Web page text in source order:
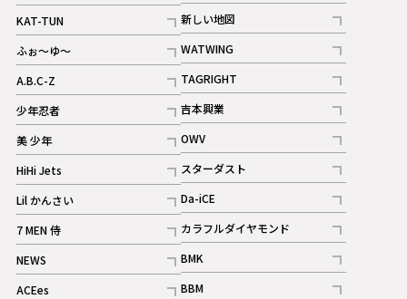
記事
KAT-TUN
記事
ふぉ～ゆ～
記事
A.B.C-Z
記事
ギャラリー
少年忍者
記事
美 少年
記事
HiHi Jets
記事
Lil かんさい
記事
7 MEN 侍
記事
NEWS
記事
ACEes
記事
新しい地図
記事
WATWING
記事
TAGRIGHT
記事
吉本興業
記事
OWV
記事
ギャラリー
スターダスト
記事
Da-iCE
記事
カラフルダイヤモンド
記事
BMK
記事
BBM